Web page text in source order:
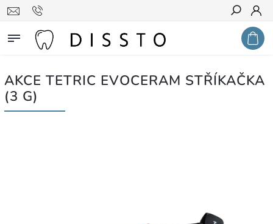
Hledat
AKCE TETRIC EVOCERAM STŘÍKAČKA
(3 G)